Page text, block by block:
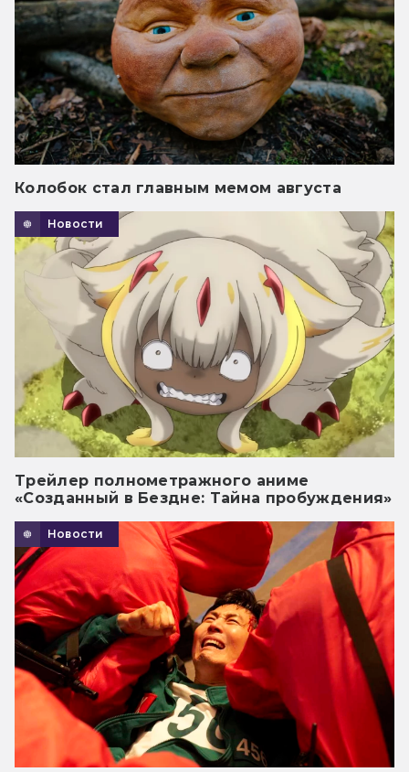
Колобок стал главным мемом августа
Новости
Трейлер полнометражного аниме
«Созданный в Бездне: Тайна пробуждения»
Новости